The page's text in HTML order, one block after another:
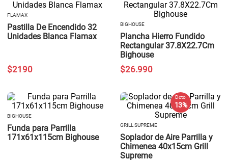
FLAMAX
Pastilla De Encendido 32
Unidades Blanca Flamax
$2190
BIGHOUSE
Plancha Hierro Fundido
Rectangular 37.8X22.7Cm
Bighouse
$26.990
BIGHOUSE
Funda para Parrilla
171x61x115cm Bighouse
Dcto
13 %
GRILL SUPREME
Soplador de Aire Parrilla y
Chimenea 40x15cm Grill
Supreme